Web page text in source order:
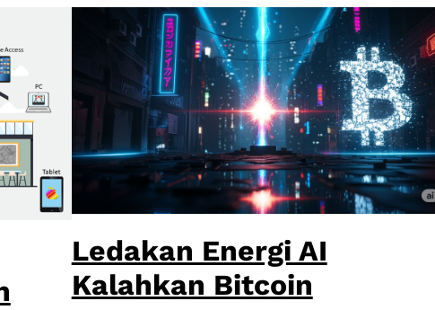
Ledakan Energi AI
Kalahkan Bitcoin